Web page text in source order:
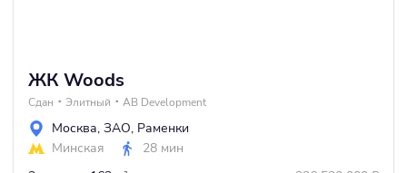
ЖК Woods
Сдан Элитный AB Development
Москва, ЗАО, Раменки
Минская
28 мин